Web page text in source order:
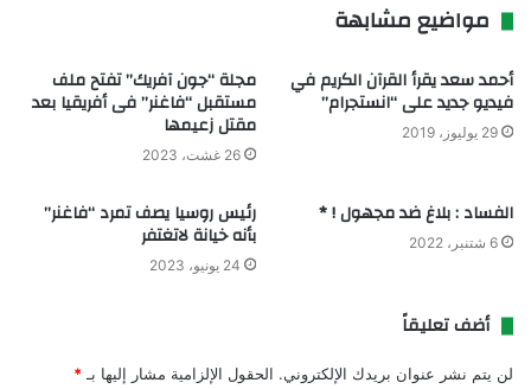
مواضيع مشابهة
أحمد سعد يقرأ القرآن الكريم في
فيديو جديد على “انستجرام”
29 يوليوز، 2019
مجلة “جون آفريك” تفتح ملف
مستقبل “فاغنر” فى أفريقيا بعد
مقتل زعيمها
26 غشت، 2023
الفساد : بلاغ ضد مجهول ! *
6 شتنبر، 2022
رئيس روسيا يصف تمرد “فاغنر”
بأنه خيانة لاتغتفر
24 يونيو، 2023
أضف تعليقاً
لن يتم نشر عنوان بريدك الإلكتروني. الحقول الإلزامية مشار إليها بـ *